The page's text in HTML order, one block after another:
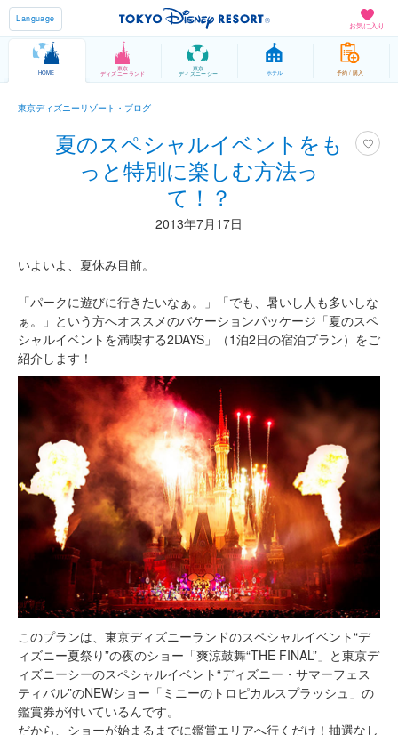
お気に入り
Language
HOME
東京
ディズニーランド
東京
ディズニーシー ホテル 予約 / 購入
東京ディズニーリゾート・ブログ
夏のスペシャルイベントをも
っと特別に楽しむ方法っ
て！？
2013年7月17日
いよいよ、夏休み目前。
「パークに遊びに行きたいなぁ。」「でも、暑いし人も多いしな
ぁ。」という方へオススメのバケーションパッケージ「夏のスペ
シャルイベントを満喫する2DAYS」（1泊2日の宿泊プラン）をご
紹介します！
このプランは、東京ディズニーランドのスペシャルイベント“デ
ィズニー夏祭り”の夜のショー「爽涼鼓舞“THE FINAL”」と東京デ
ィズニーシーのスペシャルイベント“ディズニー・サマーフェス
ティバル”のNEWショー「ミニーのトロピカルスプラッシュ」の
鑑賞券が付いているんです。
だから、ショーが始まるまでに鑑賞エリアへ行くだけ！抽選なし